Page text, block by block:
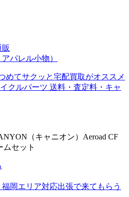
パレル小物）
（キャニオン）Aeroad CF
ムセット
岡エリア対応出張で来てもらう